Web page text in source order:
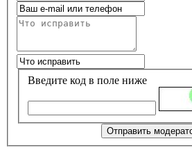
Введите код в поле ниже
Отправить